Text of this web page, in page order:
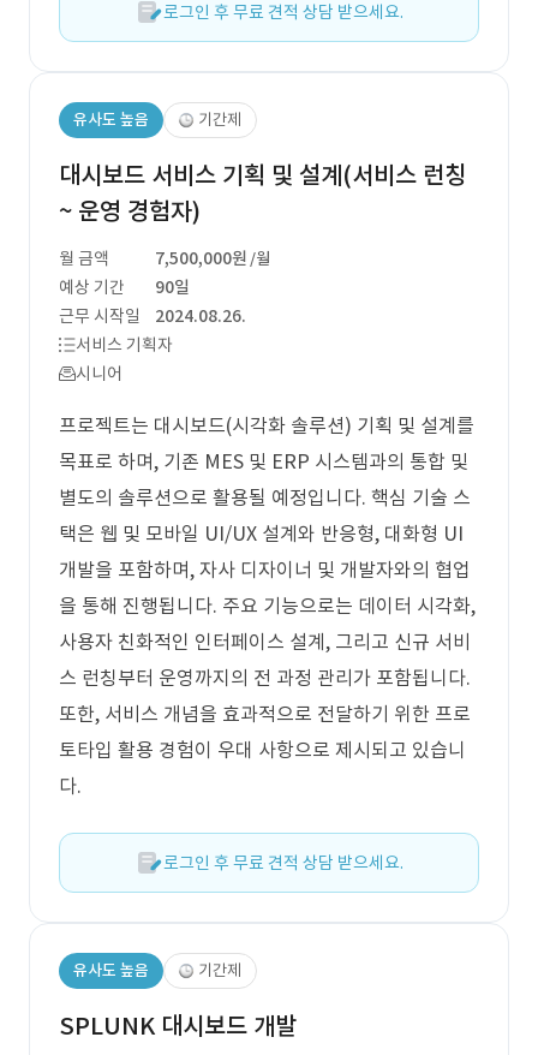
로그인 후 무료 견적 상담 받으세요.
유사도 높음 기간제
대시보드 서비스 기획 및 설계(서비스 런칭
~ 운영 경험자)
월 금액 7,500,000원 /월
예상 기간
90일
근무 시작일
2024.08.26.
서비스 기획자
시니어
프로젝트는 대시보드(시각화 솔루션) 기획 및 설계를
목표로 하며, 기존 MES 및 ERP 시스템과의 통합 및
별도의 솔루션으로 활용될 예정입니다. 핵심 기술 스
택은 웹 및 모바일 UI/UX 설계와 반응형, 대화형 UI
개발을 포함하며, 자사 디자이너 및 개발자와의 협업
을 통해 진행됩니다. 주요 기능으로는 데이터 시각화,
사용자 친화적인 인터페이스 설계, 그리고 신규 서비
스 런칭부터 운영까지의 전 과정 관리가 포함됩니다.
또한, 서비스 개념을 효과적으로 전달하기 위한 프로
토타입 활용 경험이 우대 사항으로 제시되고 있습니
다.
로그인 후 무료 견적 상담 받으세요.
유사도 높음 기간제
SPLUNK 대시보드 개발